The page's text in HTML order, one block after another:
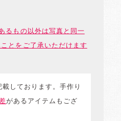
るもの以外は写真と同一
とをご了承いただけます
しております。手作り
があるアイテムもござ